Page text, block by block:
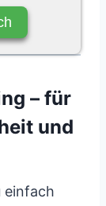
– für
und
einfach